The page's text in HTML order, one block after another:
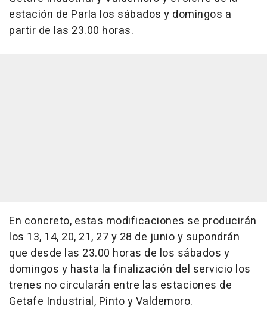
estación de Parla los sábados y domingos a
partir de las 23.00 horas.
En concreto, estas modificaciones se producirán
los 13, 14, 20, 21, 27 y 28 de junio y supondrán
que desde las 23.00 horas de los sábados y
domingos y hasta la finalización del servicio los
trenes no circularán entre las estaciones de
Getafe Industrial, Pinto y Valdemoro.